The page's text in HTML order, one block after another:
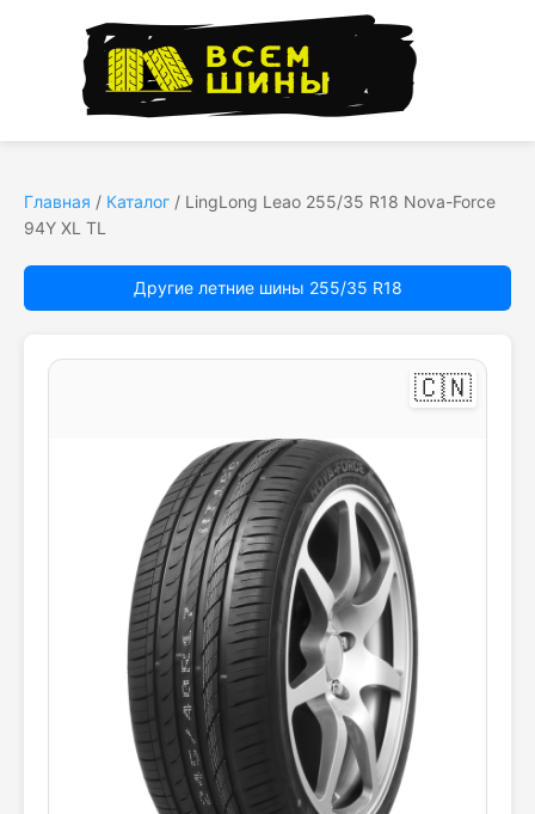
Главная / Каталог / LingLong Leao 255/35 R18 Nova-Force
94Y XL TL
Другие летние шины 255/35 R18
🇨🇳